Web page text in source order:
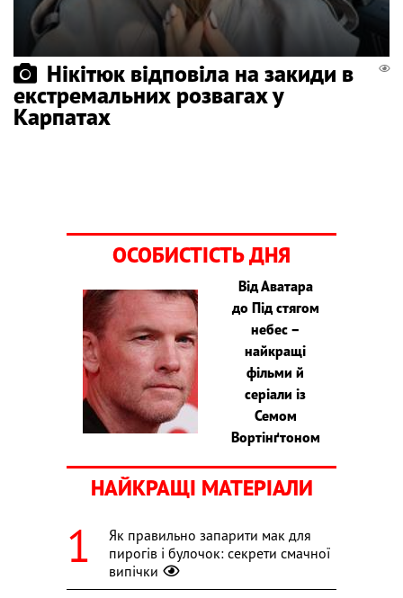
Нікітюк відповіла на закиди в
екстремальних розвагах у
Карпатах
ОСОБИСТІСТЬ ДНЯ
Від Аватара
до Під стягом
небес –
найкращі
фільми й
серіали із
Семом
Вортінґтоном
НАЙКРАЩІ МАТЕРІАЛИ
Як правильно запарити мак для
пирогів і булочок: секрети смачної
випічки